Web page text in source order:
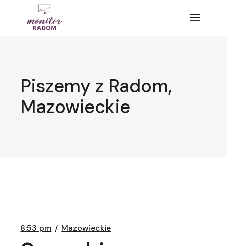
Piszemy z Radom,
Mazowieckie
8:53 pm Mazowieckie